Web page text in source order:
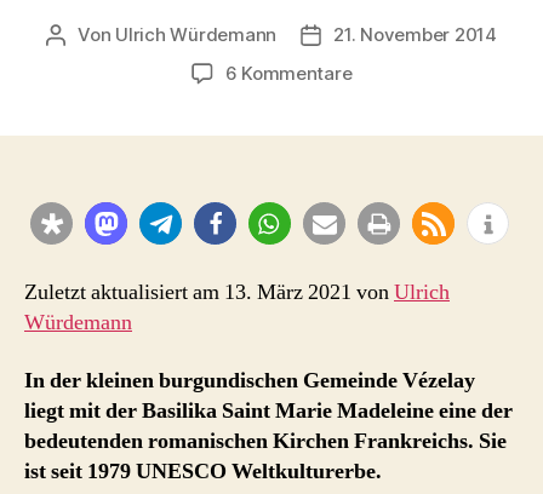
Beitragsautor
Von Ulrich Würdemann Beitragsdatum
21. November 2014
6 Kommentarezu
Vézelay
Burgund
Zuletzt aktualisiert am 13. März 2021 vonUlrich
Würdemann
In der kleinen burgundischen Gemeinde Vézelay
liegt mit der Basilika Saint Marie Madeleine eine der
bedeutenden romanischen Kirchen Frankreichs. Sie
ist seit 1979 UNESCO Weltkulturerbe.